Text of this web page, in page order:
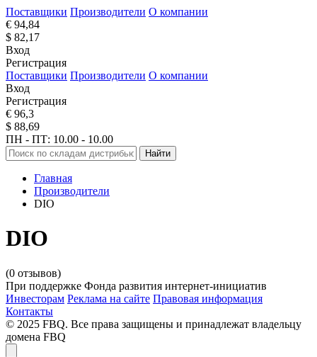
Поставщики Производители О компании
€ 94,84
$ 82,17
Вход
Регистрация
Поставщики Производители О компании
Вход
Регистрация
€ 96,3
$ 88,69
ПН - ПТ: 10.00 - 10.00
Найти
Главная
Производители
DIO
DIO
(0 отзывов)
При поддержке Фонда развития интернет-инициатив
Инвесторам Реклама на сайте Правовая информация
Контакты
© 2025 FBQ. Все права защищены и принадлежат владельцу
домена FBQ